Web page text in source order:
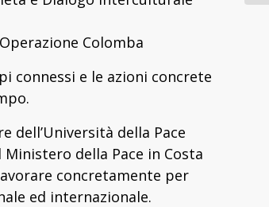
Colomba
connessi e le azioni concrete
dell’Università della Pace
della Pace in Costa
concretamente per
ed internazionale.